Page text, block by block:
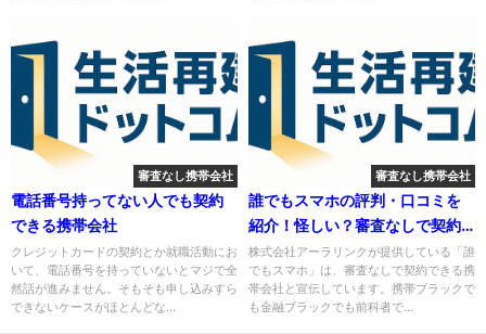
審査なし携帯会社
電話番号持ってない人でも契約
できる携帯会社
クレジットカードの契約とか就職活動にお
いて、電話番号を持っていないとマジで全
然話が進みません。そもそも申し込みすら
できないケースがほとんどな...
審査なし携帯会社
誰でもスマホの評判・口コミを
紹介！怪しい？審査なしで契約
できるとか大丈夫なん？
株式会社アーラリンクが提供している「誰
でもスマホ」は、審査なしで契約できる携
帯会社と宣伝しています。携帯ブラックで
も金融ブラックでも前科者で...